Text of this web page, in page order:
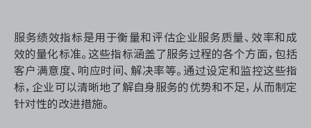
服务绩效指标是用于衡量和评估企业服务质量、效率和成
效的量化标准。这些指标涵盖了服务过程的各个方面，包括
客户满意度、响应时间、解决率等。通过设定和监控这些指
标，企业可以清晰地了解自身服务的优势和不足，从而制定
针对性的改进措施。